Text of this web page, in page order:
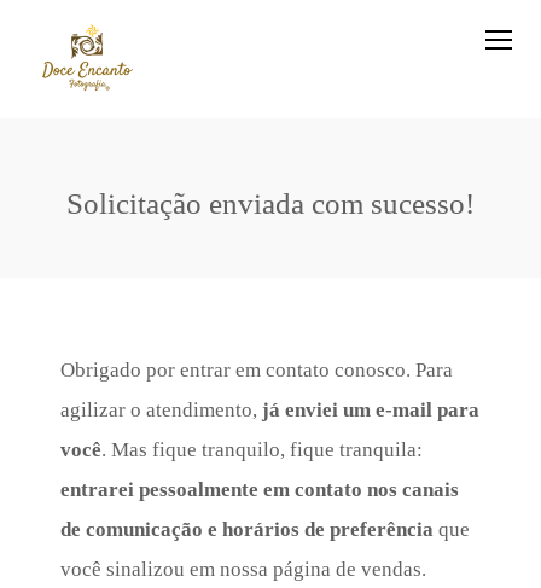
Solicitação enviada com sucesso!
Obrigado por entrar em contato conosco. Para
agilizar o atendimento, já enviei um e-mail para
você. Mas fique tranquilo, fique tranquila:
entrarei pessoalmente em contato nos canais
de comunicação e horários de preferência que
você sinalizou em nossa página de vendas.